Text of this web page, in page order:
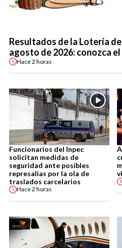
Resultados de la Lotería
agosto de 2026: conozca
Hace2 horas
Funcionarios del Inpec
solicitan medidas de
seguridad ante posibles
represalias por la ola de
traslados carcelarios
Hace2 horas